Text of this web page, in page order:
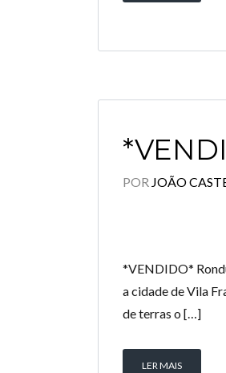
POR JOÃO
*VENDIDO*
a cidade de Vila
de terras o […]
LER MAIS